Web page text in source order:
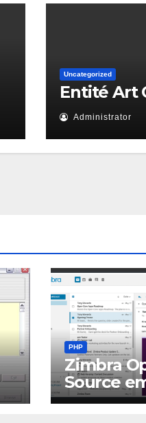
Uncategorized
Entité Art
Administrator
PHP
Zimbra
Source
software